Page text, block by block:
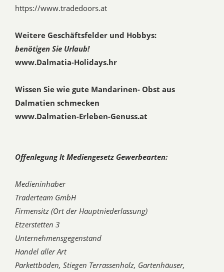
https://www.tradedoors.at
Weitere Geschäftsfelder und Hobbys:
benötigen Sie Urlaub!
www.Dalmatia-Holidays.hr
Wissen Sie wie gute Mandarinen- Obst aus
Dalmatien schmecken
www.Dalmatien-Erleben-Genuss.at
Offenlegung lt Mediengesetz Gewerbearten:
Medieninhaber
Traderteam GmbH
Firmensitz (Ort der Hauptniederlassung)
Etzerstetten 3
Unternehmensgegenstand
Handel aller Art
Parkettböden, Stiegen Terrassenholz, Gartenhäuser,